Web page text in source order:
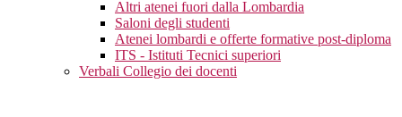
Altri atenei fuori dalla Lombardia
Saloni degli studenti
Atenei lombardi e offerte formative post-diploma
ITS - Istituti Tecnici superiori
Verbali Collegio dei docenti